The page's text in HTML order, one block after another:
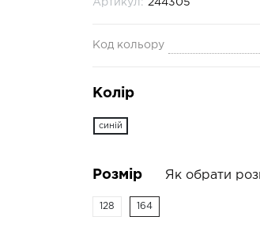
Артикул: 244305
Код кольору
Колір
синій
Розмір Як обрати
128 164